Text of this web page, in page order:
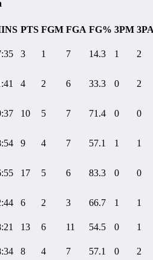
PTS FGM FGA FG% 3PM
3 1 7 14.3 1 2
4 2 6 33.3 0 2
10 5 7 71.4 0 0
9 4 7 57.1 1 1
17 5 6 83.3 0 0
6 2 3 66.7 1 1
13 6 11 54.5 0 1
8 4 7 57.1 0 2